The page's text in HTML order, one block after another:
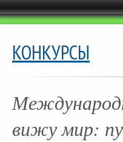
КОНКУРСЫ
вижу мир: